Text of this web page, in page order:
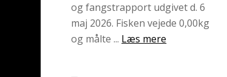
og fangstrapport udgivet d. 6
maj 2026. Fisken vejede 0,00kg
og målte ... Læs mere